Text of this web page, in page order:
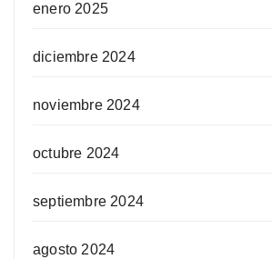
enero 2025
diciembre 2024
noviembre 2024
octubre 2024
septiembre 2024
agosto 2024